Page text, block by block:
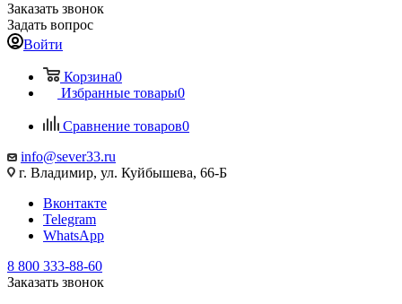
Заказать звонок
Задать вопрос
Войти
Корзина0
Избранные товары0
Сравнение товаров0
info@sever33.ru
г. Владимир, ул. Куйбышева, 66-Б
Вконтакте
Telegram
WhatsApp
8 800 333-88-60
Заказать звонок